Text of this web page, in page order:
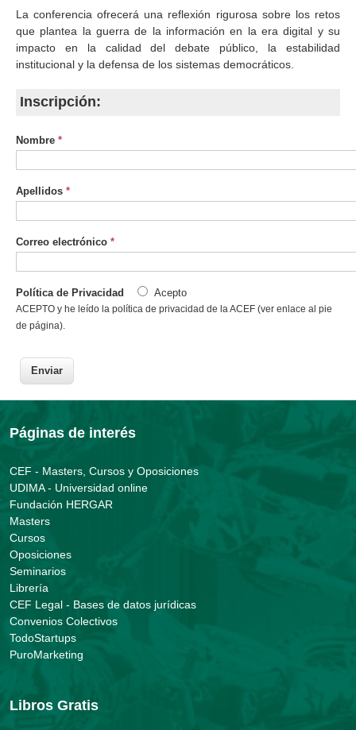
La conferencia ofrecerá una reflexión rigurosa sobre los retos
que plantea la guerra de la información en la era digital y su
impacto en la calidad del debate público, la estabilidad
institucional y la defensa de los sistemas democráticos.
Inscripción:
Nombre *
Apellidos *
Correo electrónico *
Política de Privacidad Acepto
ACEPTO y he leído la política de privacidad de la ACEF (ver enlace al pie
de página).
Páginas de interés
CEF - Masters, Cursos y Oposiciones
UDIMA - Universidad online
Fundación HERGAR
Masters
Cursos
Oposiciones
Seminarios
Librería
CEF Legal - Bases de datos jurídicas
Convenios Colectivos
TodoStartups
PuroMarketing
Libros Gratis